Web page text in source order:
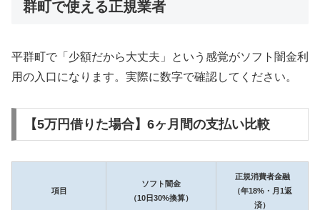
群町で使える正規業者
平群町で「少額だから大丈夫」という感覚がソフト闇金利
用の入口になります。実際に数字で確認してください。
【5万円借りた場合】6ヶ月間の支払い比較
項目
ソフト闇金
（10日30%換算）
正規消費者金融
（年18%・月1返
済）